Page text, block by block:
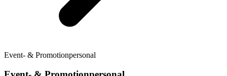
Event- & Promotionpersonal